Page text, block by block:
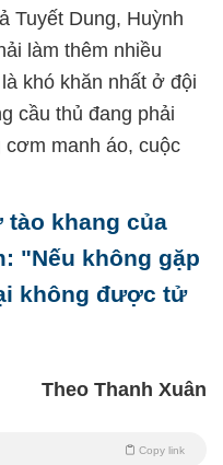
Tuyết Dung, Huỳnh
làm thêm nhiều
khó khăn nhất ở đội
cầu thủ đang phải
cơm manh áo, cuộc
khang của
"Nếu không gặp
không được tử
Theo Thanh Xuân
Copy link